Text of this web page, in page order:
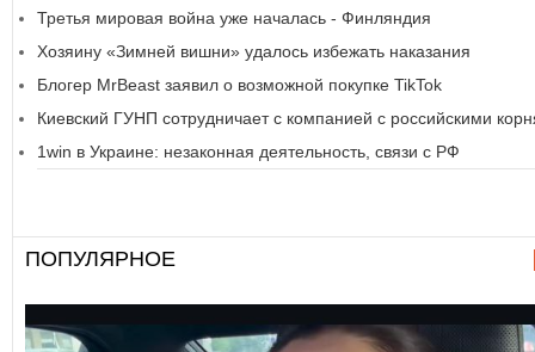
Третья мировая война уже началась - Финляндия
Хозяину «Зимней вишни» удалось избежать наказания
Блогер MrBeast заявил о возможной покупке TikTok
Киевский ГУНП сотрудничает с компанией с российскими
1win в Украине: незаконная деятельность, связи с РФ
ПОПУЛЯРНОЕ